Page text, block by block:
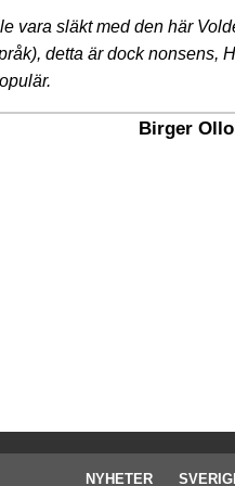
vara släkt med den här
detta är dock nonsens,
Birger
NYHETER